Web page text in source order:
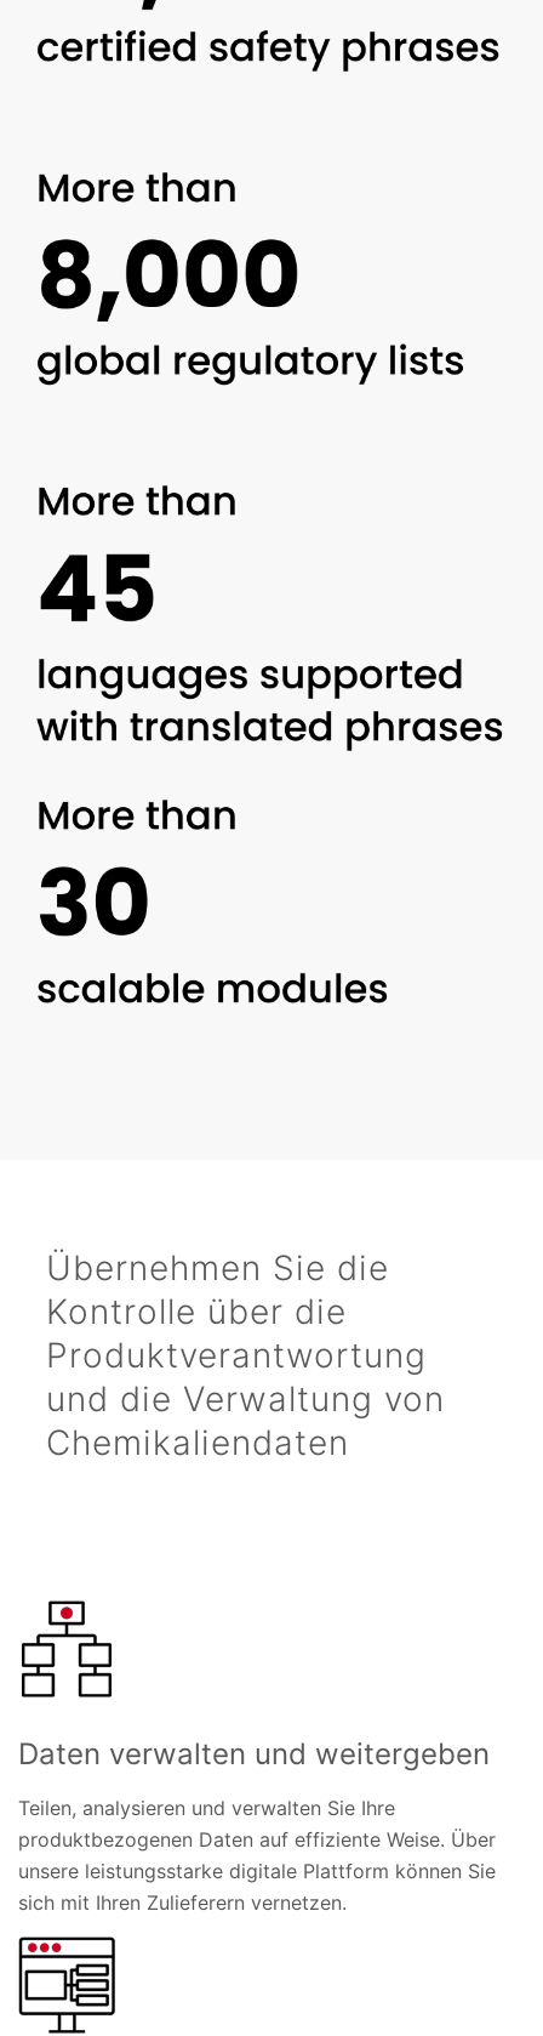
Übernehmen Sie die
Kontrolle über die
Produktverantwortung
und die Verwaltung von
Chemikaliendaten
Daten verwalten und weitergeben
Teilen, analysieren und verwalten Sie Ihre
produktbezogenen Daten auf effiziente Weise. Über
unsere leistungsstarke digitale Plattform können Sie
sich mit Ihren Zulieferern vernetzen.